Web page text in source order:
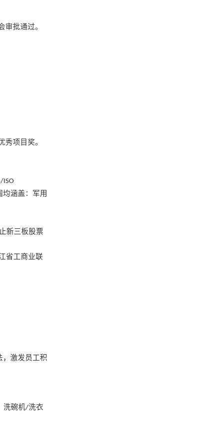
审批通过。
项目奖。
ISO
涵盖：军用
新三板股票
省工商业联
，激发员工积
洗碗机/洗衣